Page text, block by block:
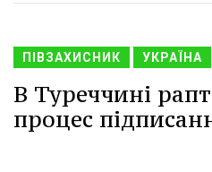
ПІВЗАХИСНИК УКРАЇНА
В Туреччині
процес